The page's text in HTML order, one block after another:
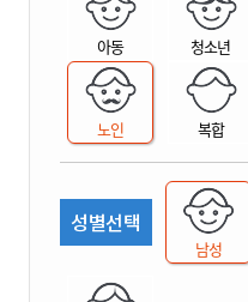
아동 청소년
노인 복합
성별선택
남성